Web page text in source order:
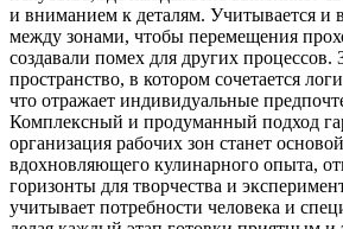
и вниманием к деталям. Учитывается и
между зонами, чтобы перемещения
создавали помех для других процессов.
пространство, в котором сочетается
что отражает индивидуальные
Комплексный и продуманный подход
организация рабочих зон станет
вдохновляющего кулинарного опыта,
горизонты для творчества и
учитывает потребности человека и